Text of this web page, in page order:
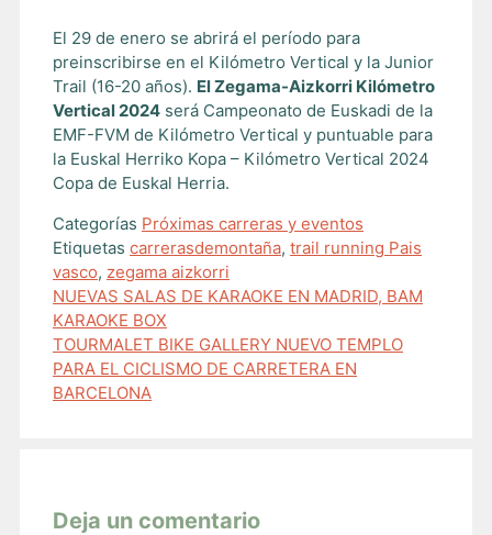
El 29 de enero se abrirá el período para
preinscribirse en el Kilómetro Vertical y la Junior
Trail (16-20 años). El Zegama-Aizkorri Kilómetro
Vertical 2024 será Campeonato de Euskadi de la
EMF-FVM de Kilómetro Vertical y puntuable para
la Euskal Herriko Kopa – Kilómetro Vertical 2024
Copa de Euskal Herria.
Categorías Próximas carreras y eventos
Etiquetas carrerasdemontaña, trail running Pais
vasco, zegama aizkorri
NUEVAS SALAS DE KARAOKE EN MADRID, BAM
KARAOKE BOX
TOURMALET BIKE GALLERY NUEVO TEMPLO
PARA EL CICLISMO DE CARRETERA EN
BARCELONA
Deja un comentario